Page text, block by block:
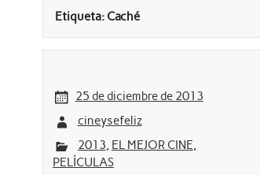
Etiqueta: Caché
25 de diciembre de 2013
cineysefeliz
2013, EL MEJOR CINE,
PELÍCULAS